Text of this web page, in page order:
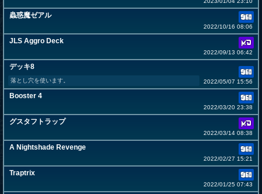
蟲惑魔ゼアル
2022/10/16 08:06
JLS Aggro Deck
2022/09/13 06:42
デッキ8
落とし穴を使います。 2022/05/07 15:56
Booster 4
2022/03/20 23:38
グスタフトラップ
2022/03/14 08:38
A Nightshade Revenge
2022/02/27 15:21
Traptrix
2022/01/25 07:43